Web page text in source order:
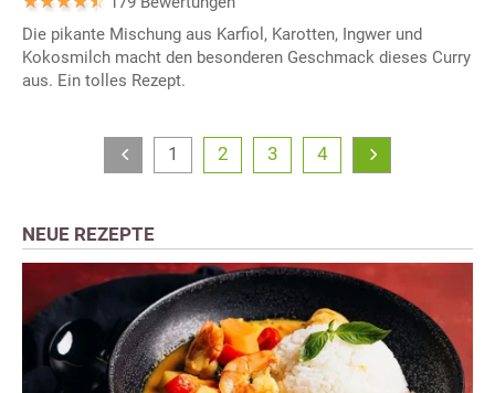
Die pikante Mischung aus Karfiol, Karotten, Ingwer und
Kokosmilch macht den besonderen Geschmack dieses Curry
aus. Ein tolles Rezept.
1 2 3 4
NEUE REZEPTE